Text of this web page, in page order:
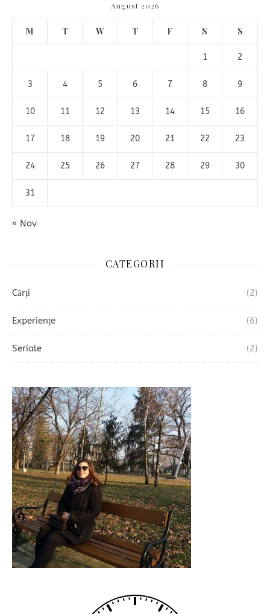
August 2026
M T W T F S S
1 2
3 4 5 6 7 8 9
10 11 12 13 14 15 16
17 18 19 20 21 22 23
24 25 26 27 28 29 30
31
« Nov
CATEGORII
Cărți (2)
Experiențe (6)
Seriale (2)